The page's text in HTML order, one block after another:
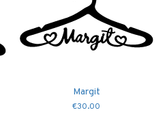
Margit
€30.00